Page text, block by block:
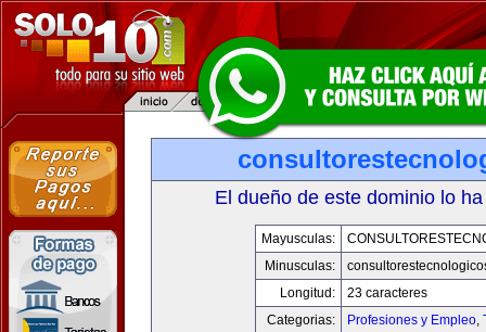
El dueño de este dominio lo
Mayusculas:
Minusculas:
Longitud:
23 caracteres
Categorias:
Profesiones y Empleo,